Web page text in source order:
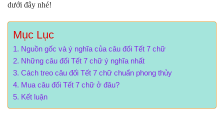
dưới đây nhé!
Mục Lục
Nguồn gốc và ý nghĩa của câu đối Tết 7 chữ
Những câu đối Tết 7 chữ ý nghĩa nhất
Cách treo câu đối Tết 7 chữ chuẩn phong thủy
Mua câu đối Tết 7 chữ ở đâu?
Kết luận